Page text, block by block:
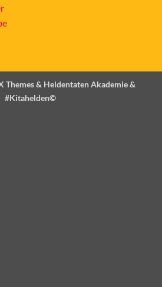
Themes & Heldentaten Akademie &
#Kitahelden©